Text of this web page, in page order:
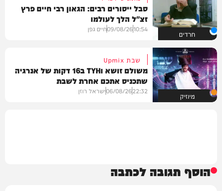
חרדים
סבל ייסורים רבים: הגאון רבי חיים פרץ
זצ"ל הלך לעולמו
10:54
09/08/26חיים גפן
מיוזיק
שבת Upmix
משולם זושא וTYH ב16 דקות של אנרגיה
שתכניס אתכם אחרת לשבת
22:32
06/08/26ישראל רוזן
הוסף תגובה לכתבה